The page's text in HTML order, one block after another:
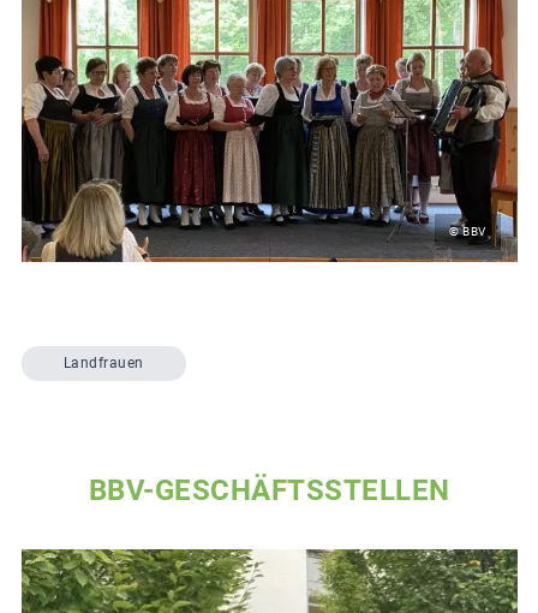
© BBV
Landfrauen
BBV-GESCHÄFTSSTELLEN